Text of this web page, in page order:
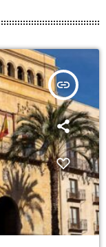
insert_link